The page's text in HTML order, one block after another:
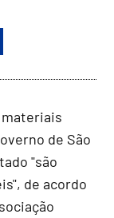
materiais
de São
"são
de acordo